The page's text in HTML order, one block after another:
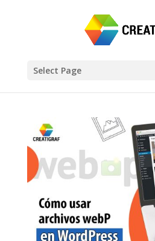
Select Page